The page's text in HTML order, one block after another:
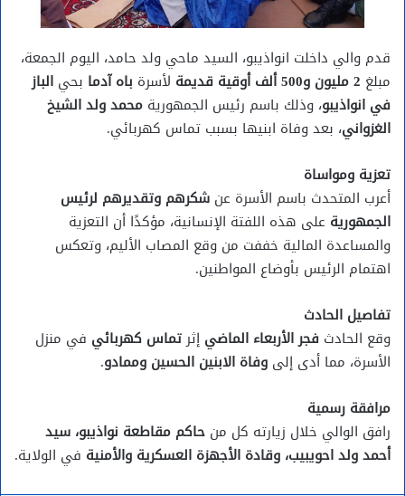
قدم والي داخلت انواذيبو، السيد ماحي ولد حامد، اليوم الجمعة،
مبلغ 2 مليون و500 ألف أوقية قديمة لأسرة باه آدما بحي الباز
في انواذيبو، وذلك باسم رئيس الجمهورية محمد ولد الشيخ
الغزواني، بعد وفاة ابنيها بسبب تماس كهربائي.
تعزية ومواساة
أعرب المتحدث باسم الأسرة عن شكرهم وتقديرهم لرئيس
الجمهورية على هذه اللفتة الإنسانية، مؤكدًا أن التعزية
والمساعدة المالية خففت من وقع المصاب الأليم، وتعكس
اهتمام الرئيس بأوضاع المواطنين.
تفاصيل الحادث
وقع الحادث فجر الأربعاء الماضي إثر تماس كهربائي في منزل
الأسرة، مما أدى إلى وفاة الابنين الحسين وممادو.
مرافقة رسمية
رافق الوالي خلال زيارته كل من حاكم مقاطعة نواذيبو، سيد
أحمد ولد احويبيب، وقادة الأجهزة العسكرية والأمنية في الولاية.